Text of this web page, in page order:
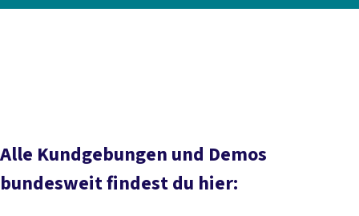
Alle Kundgebungen und Demos
bundesweit findest du hier: